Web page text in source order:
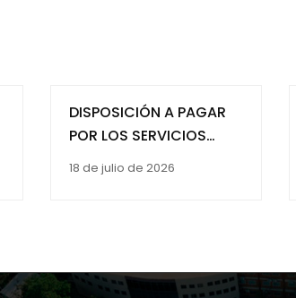
DISPOSICIÓN A PAGAR
POR LOS SERVICIOS
AMBIENTALES COMO
PRIVADO JUAN XXIII DE
18 de julio de 2026